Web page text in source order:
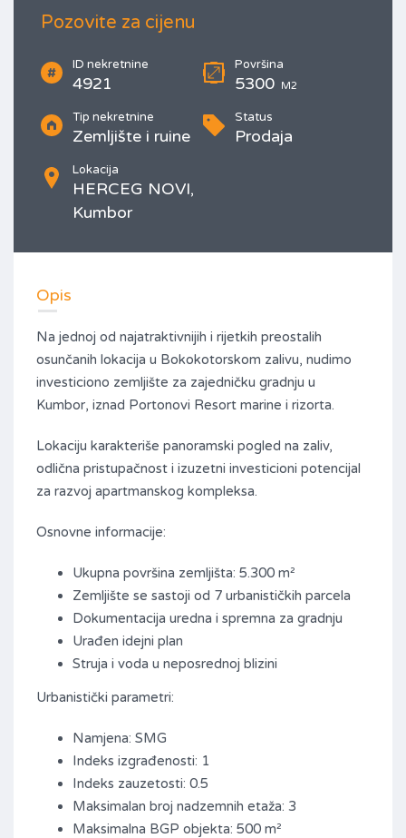
Pozovite za cijenu
ID nekretnine
4921
Površina
5300 M2
Tip nekretnine
Zemljište i ruine
Status
Prodaja
Lokacija
HERCEG NOVI,
Kumbor
Opis
Na jednoj od najatraktivnijih i rijetkih preostalih
osunčanih lokacija u Bokokotorskom zalivu, nudimo
investiciono zemljište za zajedničku gradnju u
Kumbor, iznad Portonovi Resort marine i rizorta.
Lokaciju karakteriše panoramski pogled na zaliv,
odlična pristupačnost i izuzetni investicioni potencijal
za razvoj apartmanskog kompleksa.
Osnovne informacije:
Ukupna površina zemljišta: 5.300 m²
Zemljište se sastoji od 7 urbanističkih parcela
Dokumentacija uredna i spremna za gradnju
Urađen idejni plan
Struja i voda u neposrednoj blizini
Urbanistički parametri:
Namjena: SMG
Indeks izgrađenosti: 1
Indeks zauzetosti: 0.5
Maksimalan broj nadzemnih etaža: 3
Maksimalna BGP objekta: 500 m²